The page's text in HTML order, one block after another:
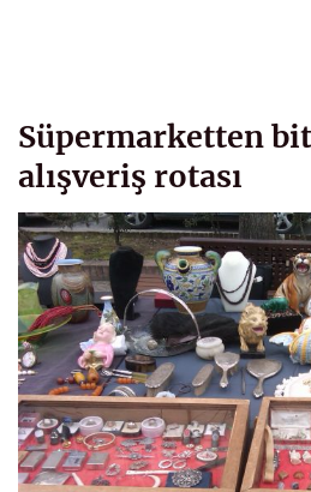
Süpermarketten
alışveriş rotası